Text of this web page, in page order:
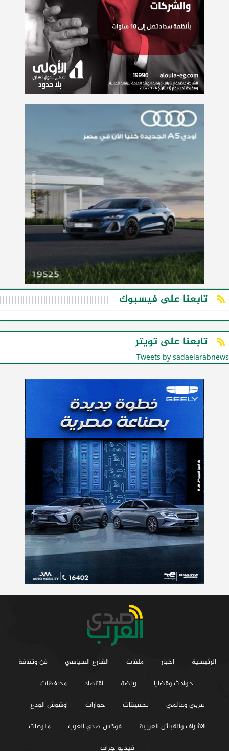
تابعنا على فيسبوك
تابعنا على تويتر
Tweets by sadaelarabnews
الرئيسية اخبار ملفات الشارع السياسي
فن وثقافة
حوادث وقضايا
رياضة اقتصاد
محافظات
عربي وعالمي
تحقيقات حوارات
اوشوش الودع
الاشراف والقبائل العربية
فوكس صدي العرب
منوعات
فيديو جراف